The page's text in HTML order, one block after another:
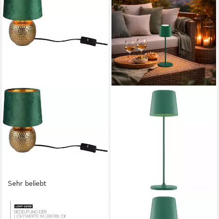
Sehr beliebt
REALITY LEUCHTEN
Schreibtischlampe Sophia
Tischleuchte